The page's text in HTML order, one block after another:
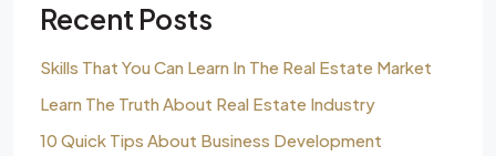
Recent Posts
Skills That You Can Learn In The Real Estate Market
Learn The Truth About Real Estate Industry
10 Quick Tips About Business Development